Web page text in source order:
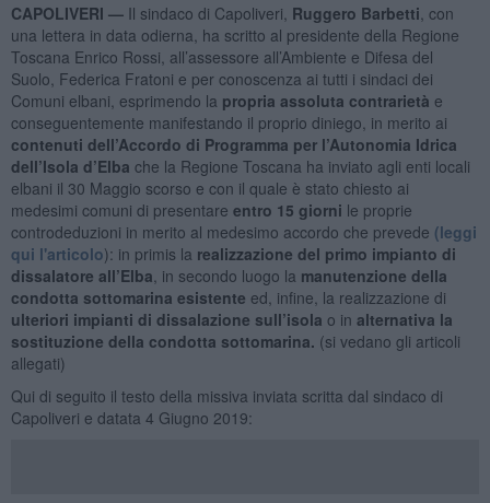
CAPOLIVERI — Il sindaco di Capoliveri, Ruggero Barbetti , con
una lettera in data odierna, ha scritto al presidente della Regione
Toscana Enrico Rossi, all’assessore all’Ambiente e Difesa del
Suolo, Federica Fratoni e per conoscenza ai tutti i sindaci dei
Comuni elbani, esprimendo la propria assoluta contrarietà e
conseguentemente manifestando il proprio diniego, in merito ai
contenuti dell’Accordo di Programma per l’Autonomia Idrica
dell’Isola d’Elba che la Regione Toscana ha inviato agli enti locali
elbani il 30 Maggio scorso e con il quale è stato chiesto ai
medesimi comuni di presentare entro 15 giorni le proprie
controdeduzioni in merito al medesimo accordo che prevede (leggi
qui l'articolo): in primis la realizzazione del primo impianto di
dissalatore all’Elba , in secondo luogo la manutenzione della
condotta sottomarina esistente ed, infine, la realizzazione di
ulteriori impianti di dissalazione sull’isola o in alternativa la
sostituzione della condotta sottomarina. (si vedano gli articoli
allegati)
Qui di seguito il testo della missiva inviata scritta dal sindaco di
Capoliveri e datata 4 Giugno 2019: